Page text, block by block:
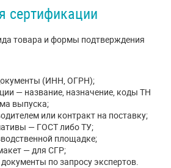
сертификации
товара и формы подтверждения
(ИНН, ОГРН);
— название, назначение, коды ТН
выпуска;
или контракт на поставку;
— ГОСТ либо ТУ;
площадке;
— для СГР;
по запросу экспертов.